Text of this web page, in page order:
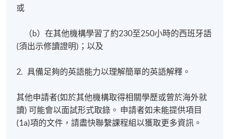
或
（b）在其他機構學習了約230至250小時的西班牙語
(須出示修讀證明)；以及
2. 具備足夠的英語能力以理解簡單的英語解釋。
其他申請者(如於其他機構取得相關學歷或曾於海外就
讀) 可能會以面試形式取錄。 申請者如未能提供項目
(1a)項的文件，請盡快聯繫課程組以獲取更多資訊。